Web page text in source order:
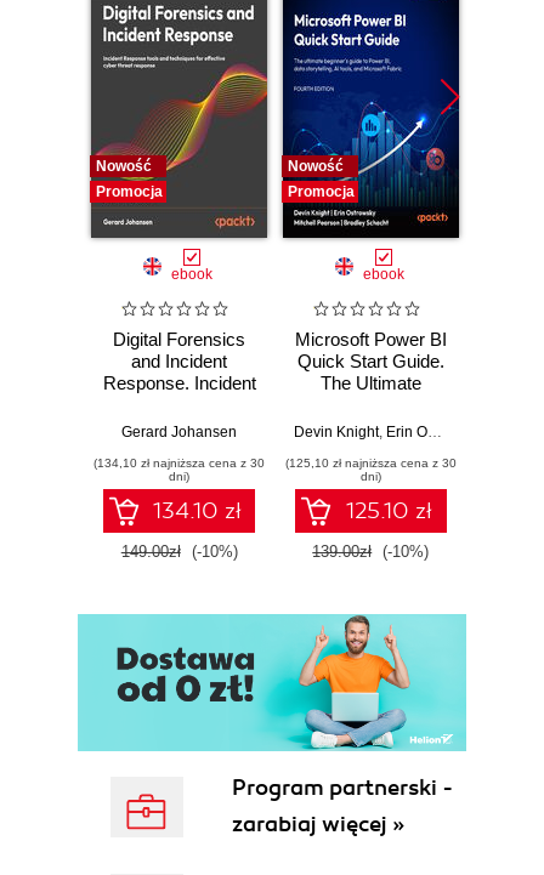
Nowość
Promocja
ebook
Digital Forensics
and Incident
Response. Incident
and techniques for
threat response -
Fourth Edition
Gerard Johansen
(134,10 zł najniższa cena z 30
dni)
134.10 zł
149.00zł (-10%)
Nowość
Promocja
ebook
Microsoft Power BI
Quick Start Guide.
The Ultimate
to Power BI, Data
Tools, and
Microsoft Fabric -
Fourth Edition
Devin Knight, Erin Ostrowsky
(125,10 zł najniższa cena z 30
dni)
125.10 zł
139.00zł (-10%)
Program partnerski -
zarabiaj więcej »